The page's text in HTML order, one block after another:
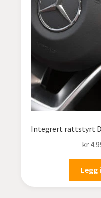
TILBUD
Integrert rattstyrt
kr
Legg